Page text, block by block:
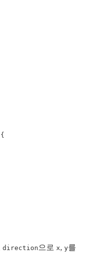
{
direction 으로 x, y를